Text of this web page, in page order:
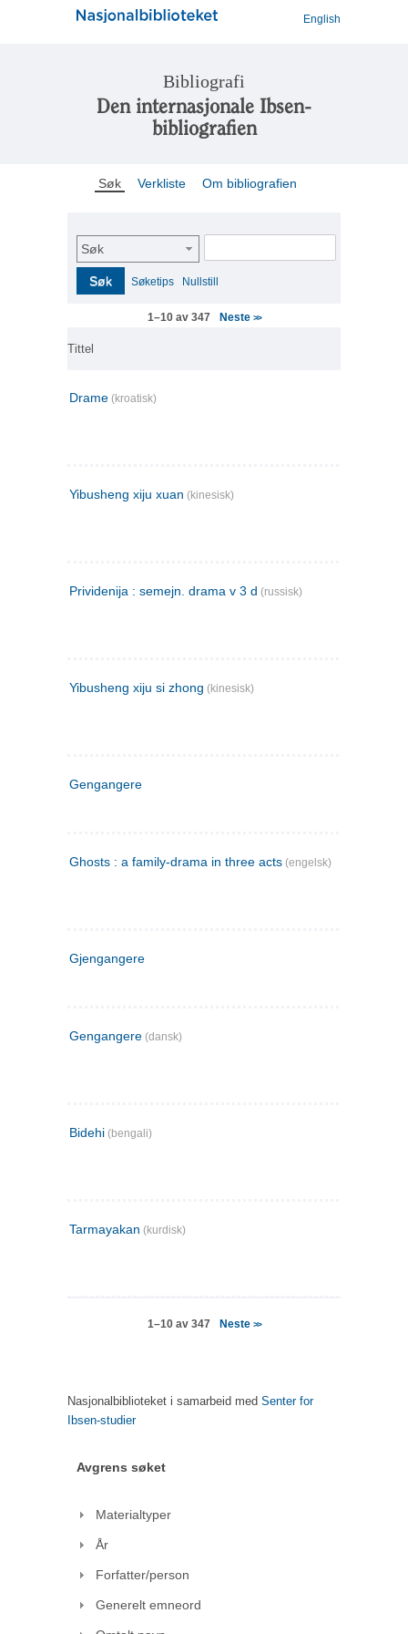
English
Bibliografi
Den internasjonale Ibsen-
bibliografien
Søk Verkliste Om bibliografien
Søk
Søk Søketips Nullstill
1–10 av 347 Neste >>
Tittel
Drame (kroatisk)
Yibusheng xiju xuan (kinesisk)
Prividenija : semejn. drama v 3 d (russisk)
Yibusheng xiju si zhong (kinesisk)
Gengangere
Ghosts : a family-drama in three acts (engelsk)
Gjengangere
Gengangere (dansk)
Bidehi (bengali)
Tarmayakan (kurdisk)
1–10 av 347 Neste >>
Nasjonalbiblioteket i samarbeid med Senter for
Ibsen-studier
Avgrens søket
Materialtyper
År
Forfatter/person
Generelt emneord